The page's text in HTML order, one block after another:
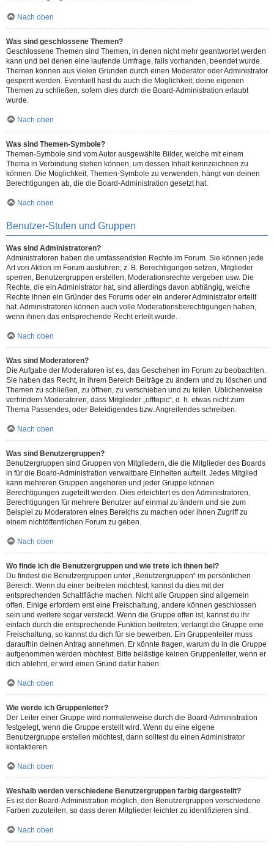
Nach oben
Was sind geschlossene Themen?
Geschlossene Themen sind Themen, in denen nicht mehr geantwortet werden
kann und bei denen eine laufende Umfrage, falls vorhanden, beendet wurde.
Themen können aus vielen Gründen durch einen Moderator oder Administrator
gesperrt werden. Eventuell hast du auch die Möglichkeit, deine eigenen
Themen zu schließen, sofern dies durch die Board-Administration erlaubt
wurde.
Nach oben
Was sind Themen-Symbole?
Themen-Symbole sind vom Autor ausgewählte Bilder, welche mit einem
Thema in Verbindung stehen können, um dessen Inhalt kennzeichnen zu
können. Die Möglichkeit, Themen-Symbole zu verwenden, hängt von deinen
Berechtigungen ab, die die Board-Administration gesetzt hat.
Nach oben
Benutzer-Stufen und Gruppen
Was sind Administratoren?
Administratoren haben die umfassendsten Rechte im Forum. Sie können jede
Art von Aktion im Forum ausführen; z. B. Berechtigungen setzen, Mitglieder
sperren, Benutzergruppen erstellen, Moderationsrechte vergeben usw. Die
Rechte, die ein Administrator hat, sind allerdings davon abhängig, welche
Rechte ihnen ein Gründer des Forums oder ein anderer Administrator erteilt
hat. Administratoren können auch volle Moderationsberechtigungen haben,
wenn ihnen das entsprechende Recht erteilt wurde.
Nach oben
Was sind Moderatoren?
Die Aufgabe der Moderatoren ist es, das Geschehen im Forum zu beobachten.
Sie haben das Recht, in ihrem Bereich Beiträge zu ändern und zu löschen und
Themen zu schließen, zu öffnen, zu verschieben und zu teilen. Üblicherweise
verhindern Moderatoren, dass Mitglieder „offtopic“, d. h. etwas nicht zum
Thema Passendes, oder Beleidigendes bzw. Angreifendes schreiben.
Nach oben
Was sind Benutzergruppen?
Benutzergruppen sind Gruppen von Mitgliedern, die die Mitglieder des Boards
in für die Board-Administration verwaltbare Einheiten aufteilt. Jedes Mitglied
kann mehreren Gruppen angehören und jeder Gruppe können
Berechtigungen zugeteilt werden. Dies erleichtert es den Administratoren,
Berechtigungen für mehrere Benutzer auf einmal zu ändern und sie zum
Beispiel zu Moderatoren eines Bereichs zu machen oder ihnen Zugriff zu
einem nichtöffentlichen Forum zu geben.
Nach oben
Wo finde ich die Benutzergruppen und wie trete ich ihnen bei?
Du findest die Benutzergruppen unter „Benutzergruppen“ im persönlichen
Bereich. Wenn du einer beitreten möchtest, kannst du dies mit der
entsprechenden Schaltfläche machen. Nicht alle Gruppen sind allgemein
offen. Einige erfordern erst eine Freischaltung, andere können geschlossen
sein und weitere sogar versteckt. Wenn die Gruppe offen ist, kannst du ihr
einfach durch die entsprechende Funktion beitreten; verlangt die Gruppe eine
Freischaltung, so kannst du dich für sie bewerben. Ein Gruppenleiter muss
daraufhin deinen Antrag annehmen. Er könnte fragen, warum du in die Gruppe
aufgenommen werden möchtest. Bitte belästige keinen Gruppenleiter, wenn er
dich ablehnt, er wird einen Grund dafür haben.
Nach oben
Wie werde ich Gruppenleiter?
Der Leiter einer Gruppe wird normalerweise durch die Board-Administration
festgelegt, wenn die Gruppe erstellt wird. Wenn du eine eigene
Benutzergruppe erstellen möchtest, dann solltest du einen Administrator
kontaktieren.
Nach oben
Weshalb werden verschiedene Benutzergruppen farbig dargestellt?
Es ist der Board-Administration möglich, den Benutzergruppen verschiedene
Farben zuzuteilen, so dass deren Mitglieder leichter zu identifizieren sind.
Nach oben